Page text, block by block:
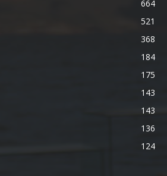
664
521
368
184
175
143
143
136
124